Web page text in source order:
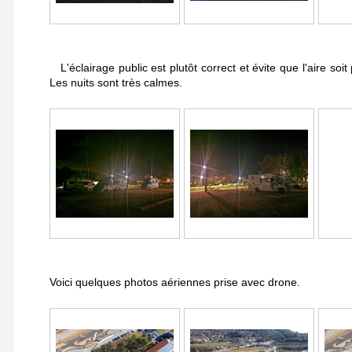
L'éclairage public est plutôt correct et évite que l'aire soit
Les nuits sont très calmes.
Voici quelques photos aériennes prise avec drone.